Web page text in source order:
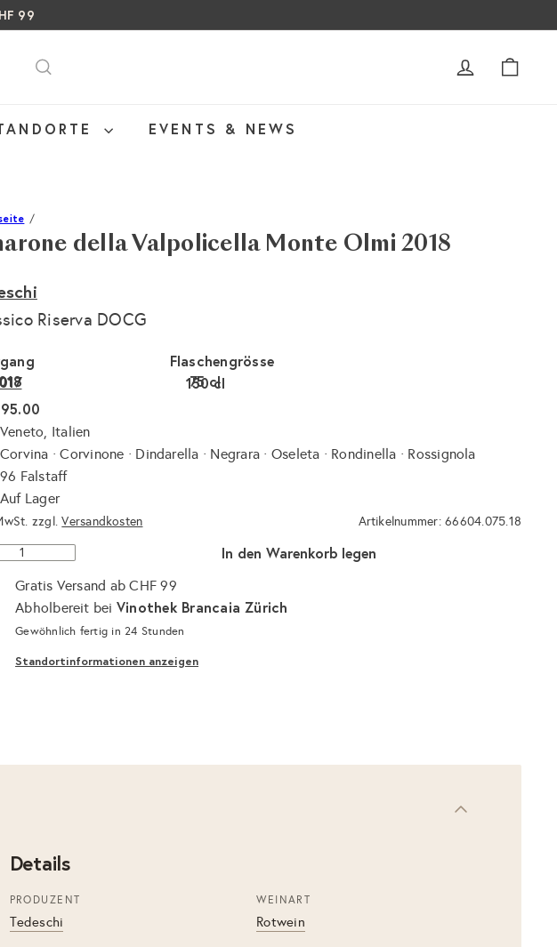
99
Weine
Flaschen
ACCOUNT
EVENTS & NEWS
della Valpolicella Monte Olmi 2018
Riserva DOCG
Flaschengrösse
75 cl
150 cl
Veneto, Italien
Corvina · Corvinone · Dindarella · Negrara · Oseleta · Rondinella · Rossignola
96 Falstaff
Auf Lager
zzgl.Versandkosten Artikelnummer: 66604.075.18
In den Warenkorb legen
Gratis Versand ab CHF 99
Abholbereit bei Vinothek Brancaia Zürich
Gewöhnlich fertig in 24 Stunden
Standortinformationen anzeigen
Details
PRODUZENT
Tedeschi
WEINART
Rotwein